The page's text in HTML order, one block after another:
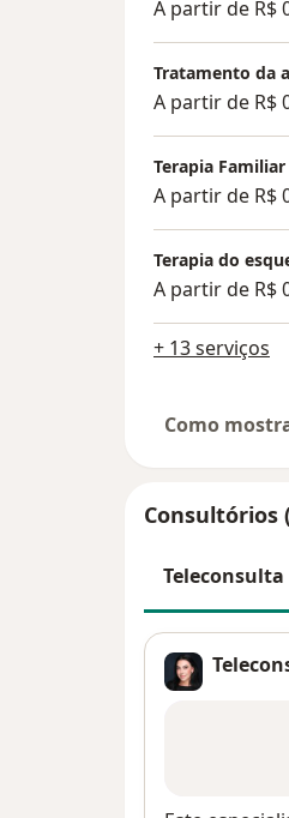
universo
A partir de R$
Tratamento da
A partir de R$
Terapia Familiar
A partir de R$
Terapia do
A partir de R$
+ 13 serviços
Como
Consultórios
Teleconsulta